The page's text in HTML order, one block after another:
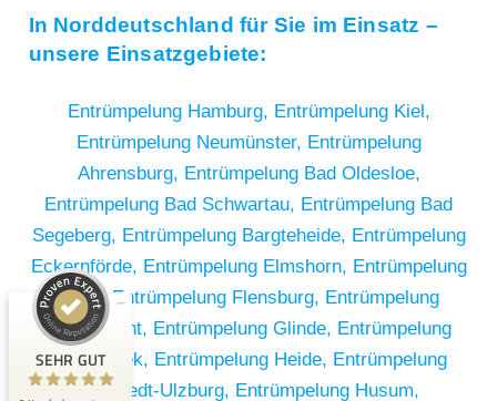
In Norddeutschland für Sie im Einsatz –
unsere Einsatzgebiete:
Entrümpelung Hamburg, Entrümpelung Kiel,
Entrümpelung Neumünster, Entrümpelung
Ahrensburg, Entrümpelung Bad Oldesloe,
Entrümpelung Bad Schwartau, Entrümpelung Bad
Segeberg, Entrümpelung Bargteheide, Entrümpelung
Eckernförde, Entrümpelung Elmshorn, Entrümpelung
Eutin,Entrümpelung Flensburg, Entrümpelung
Geesthacht, Entrümpelung Glinde, Entrümpelung
Halstenbek, Entrümpelung Heide, Entrümpelung
Henstedt-Ulzburg, Entrümpelung Husum,
SEHR GUT
Kundenbewertungen und Erfahrungen zu
RümpelButler
SEHR GUT
5,00 / 5,00
2
Bewertungen von 1
anderen Quelle